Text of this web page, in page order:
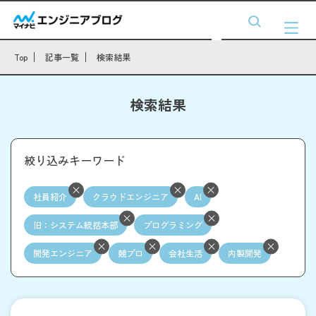
Top 記事一覧 検索結果
検索結果
絞り込みキーワード
社員紹介 クラウドエンジニア AI
旧：システム統括本部 プログラミング
開発エンジニア 競プロ 会社生活 内製開発